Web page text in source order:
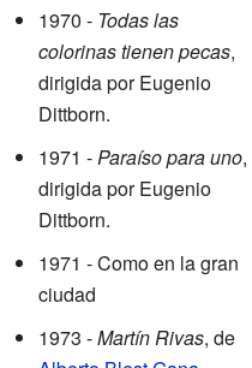
1970 - Todas las
colorinas tienen pecas,
dirigida por Eugenio
Dittborn.
1971 -Paraíso para uno,
dirigida por Eugenio
Dittborn.
1971 - Como en la gran
ciudad
1973 -Martín Rivas, de